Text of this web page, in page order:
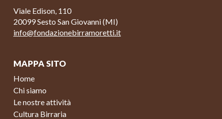
Viale Edison, 110
20099 Sesto San Giovanni (MI)
info@fondazionebirramoretti.it
MAPPA SITO
Home
Chi siamo
Le nostre attività
Cultura Birraria